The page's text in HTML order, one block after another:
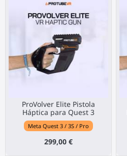
ProVolver Elite Pistola
Háptica para Quest 3
Meta Quest 3 / 3S / Pro
299,00 €